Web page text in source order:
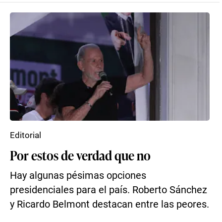
Por estos de verdad que no
Hay algunas pésimas opciones
presidenciales para el país. Roberto Sánchez
y Ricardo Belmont destacan entre las peores.
Editorial